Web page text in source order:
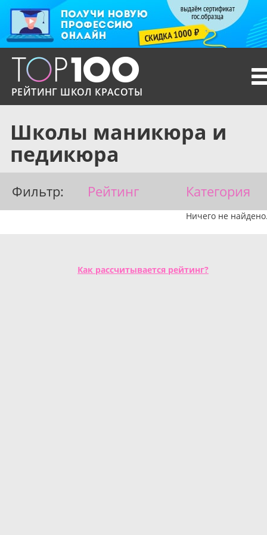
РЕЙТИНГ ШКОЛ КРАСОТЫ
Школы маникюра и
педикюра
Фильтр: Рейтинг Категория
Ничего не
Как рассчитывается рейтинг?